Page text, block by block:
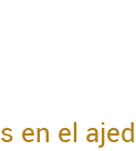
en el